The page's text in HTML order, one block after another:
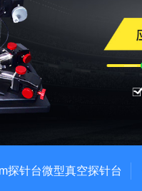
探针台微型真空探针台